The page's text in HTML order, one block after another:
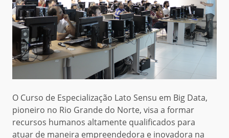
O Curso de Especialização Lato Sensu em Big Data,
pioneiro no Rio Grande do Norte, visa a formar
recursos humanos altamente qualificados para
atuar de maneira empreendedora e inovadora na